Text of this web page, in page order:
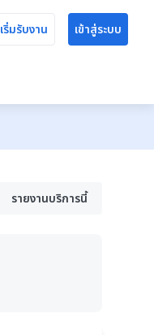
เริ่มรับงาน เข้าสู่ระบบ
รายงานบริการนี้